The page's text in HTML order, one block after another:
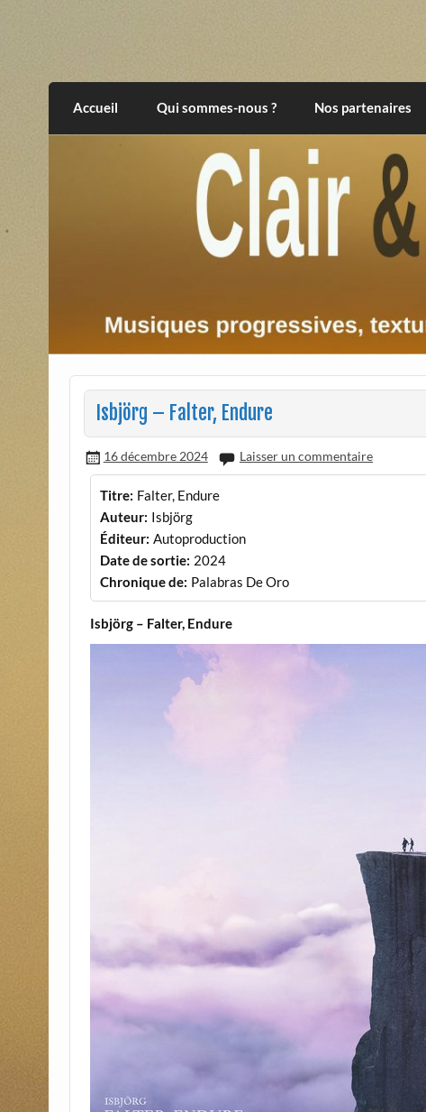
Clair et Obscur
Accueil Qui sommes-nous ? Nos partenaires
Isbjörg – Falter, Endure
16 décembre 2024 Laisser un commentaire
Titre: Falter, Endure
Auteur: Isbjörg
Éditeur: Autoproduction
Date de sortie: 2024
Chronique de: Palabras De Oro
Isbjörg – Falter, Endure